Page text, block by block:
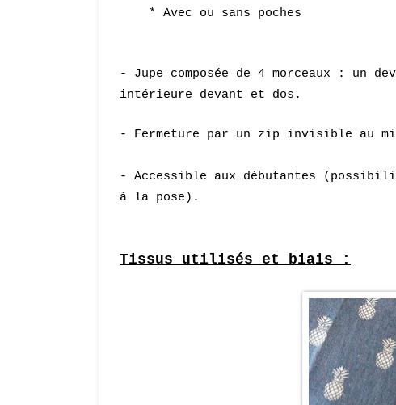
* Avec ou sans poches
- Jupe composée de 4 morceaux : un
intérieure devant et dos.
- Fermeture par un zip invisible au
- Accessible aux débutantes
à la pose).
Tissus utilisés et biais :